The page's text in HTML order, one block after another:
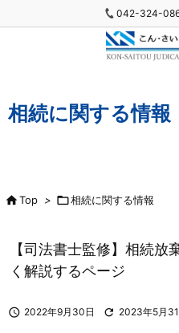
042-324-
相続に関する情報
Top > 相続に関する情報
【司法書士監修】相続放
く解説するページ
 2022年9月30日  2023年5月